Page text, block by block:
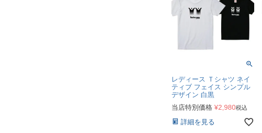
レディース Ｔシャツ ネイ
ティブ フェイス シンプル
デザイン 白黒
当店特別価格 ¥2,980税込
詳細を見る